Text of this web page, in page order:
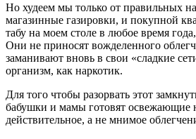
Но худеем мы только от правильных
магазинные газировки, и покупной
табу на моем столе в любое время
Они не приносят вожделенного
заманивают вновь в свои «сладкие
организм, как наркотик.
Для того чтобы разорвать этот
бабушки и мамы готовят освежающие
действительное, а не мнимое